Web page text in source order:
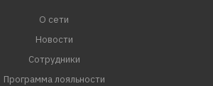
О сети
Новости
Сотрудники
Программа лояльности